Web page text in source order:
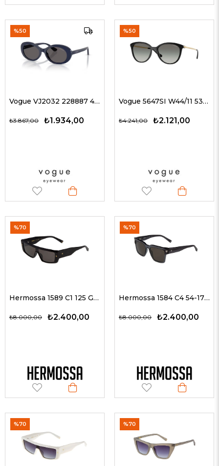
Vogue VJ2032 228887 49 G Çocuk Güneş Gözlükleri
₺1.934,00
₺3.867,00
%50
Vogue 5647SI W44/11 53 G Kadın Güneş Gözlükleri
₺2.121,00
₺4.241,00
%50
Hermossa 1589 C1 125 G Kadın Güneş Gözlükleri
₺2.400,00
₺8.000,00
%70
Hermossa 1584 C4 54-17 G Kadın Güneş Gözlükleri
₺2.400,00
₺8.000,00
%70
%70 %70